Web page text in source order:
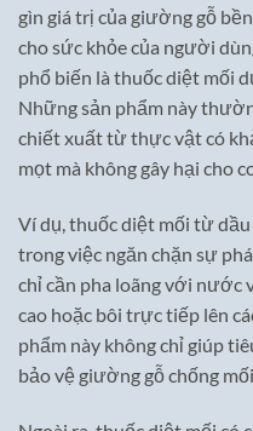
gìn giá trị của giường gỗ
cho sức khỏe của người
phổ biến là thuốc diệt mối
Những sản phẩm này
chiết xuất từ thực vật có
mọt mà không gây hại cho
Ví dụ, thuốc diệt mối từ
trong việc ngăn chặn sự
chỉ cần pha loãng với nước
cao hoặc bôi trực tiếp lên
phẩm này không chỉ giúp
bảo vệ giường gỗ chống